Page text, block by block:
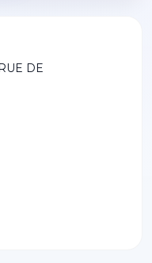
DE